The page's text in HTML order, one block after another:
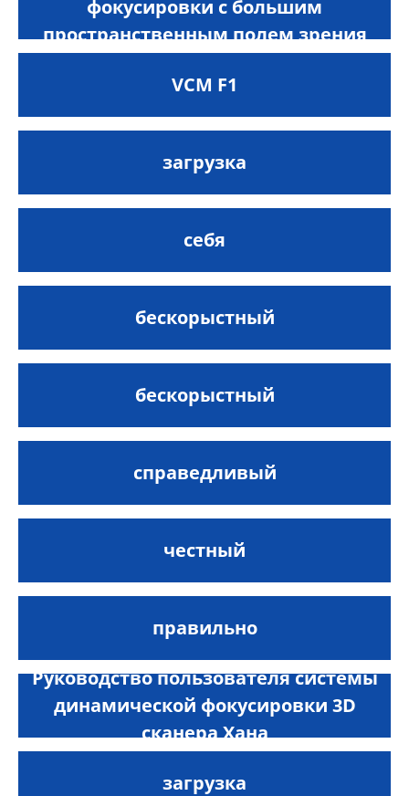
фокусировки с большим
пространственным полем зрения
VCM F1
загрузка
себя
бескорыстный
бескорыстный
справедливый
честный
правильно
Руководство пользователя системы
динамической фокусировки 3D
сканера Хана
загрузка